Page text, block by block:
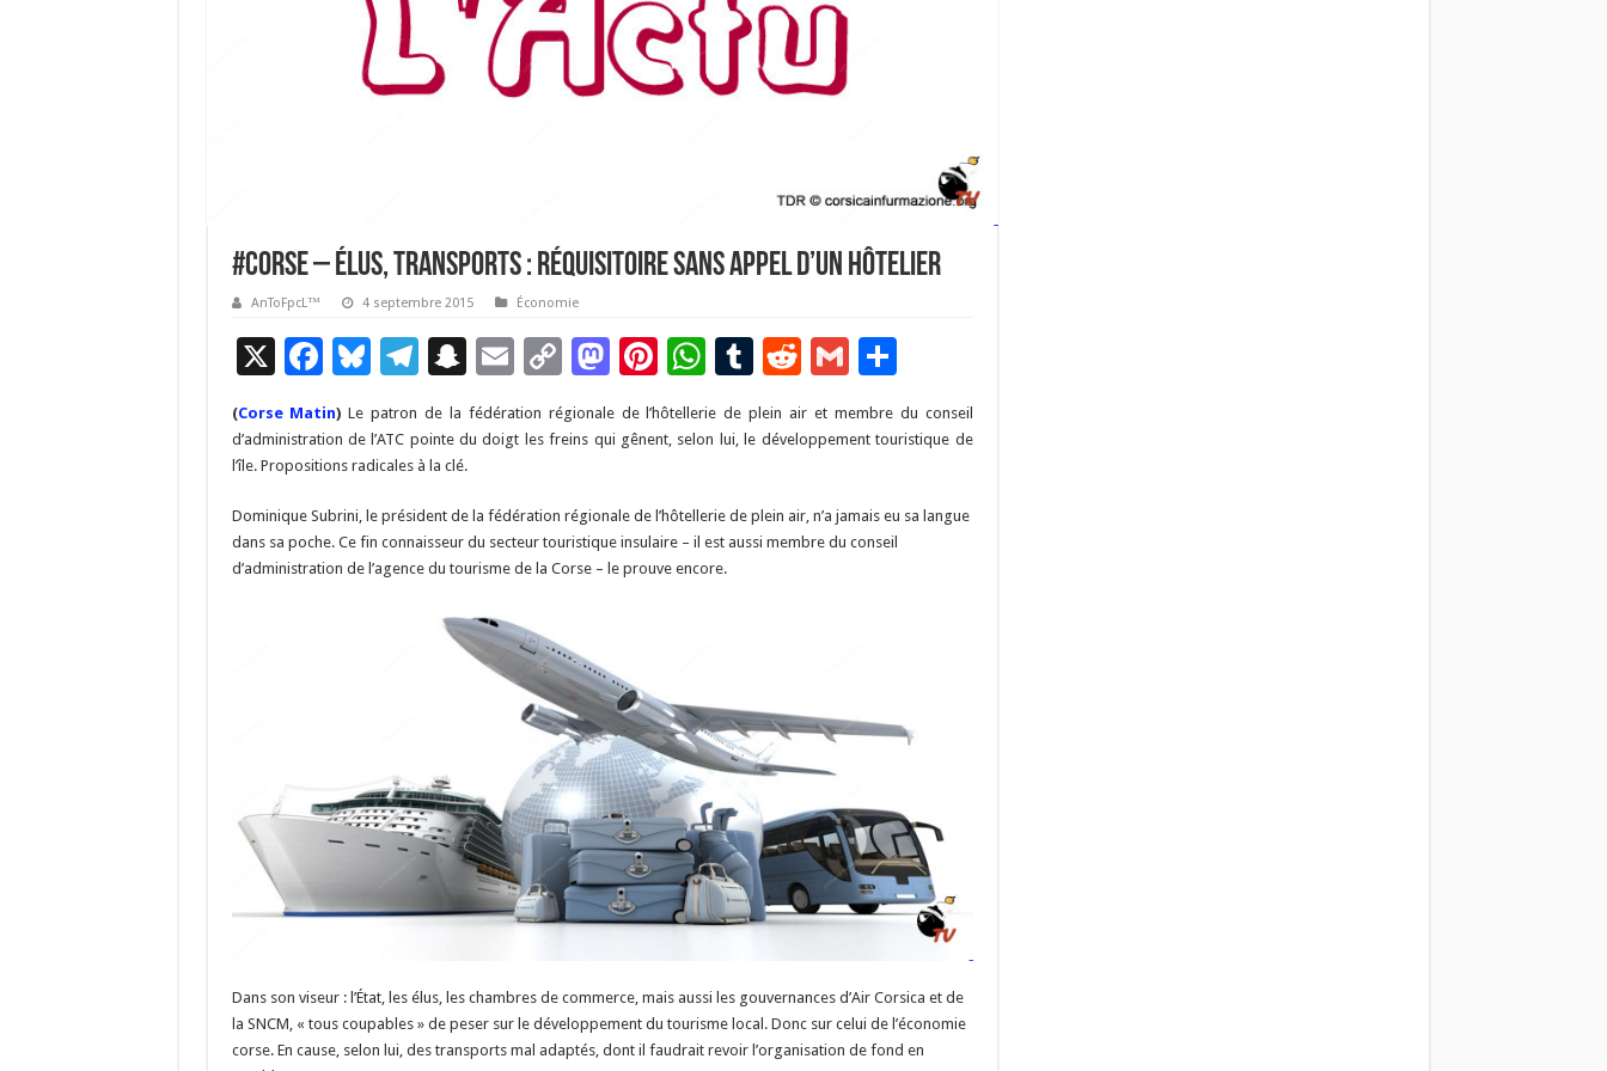
#Corse – Élus, transports : réquisitoire sans appel d’un hôtelier
AnToFpcL™ 4 septembre 2015 Économie
X F
ac
e
b
o
o
k
Bl
es
ky
T
el
e
gr
a
m
S
n
a
p
c
h
at
E
m
ai
C
o
p
Li
n
k
M
as
to
o
n
Pi
nt
er
t
W
h
at
p
p
T
u
m
r
R
d
t
G
m
ai
P
ar
ta
er
(Corse Matin)Le patron de la fédération régionale de l’hôtellerie de plein air et membre du conseil
d’administration de l’ATC pointe du doigt les freins qui gênent, selon lui, le développement touristique de
l’île. Propositions radicales à la clé.
Dominique Subrini, le président de la fédération régionale de l’hôtellerie de plein air, n’a jamais eu sa langue
dans sa poche. Ce fin connaisseur du secteur touristique insulaire – il est aussi membre du conseil
d’administration de l’agence du tourisme de la Corse – le prouve encore.
Dans son viseur : l’État, les élus, les chambres de commerce, mais aussi les gouvernances d’Air Corsica et de
la SNCM, « tous coupables » de peser sur le développement du tourisme local. Donc sur celui de l’économie
corse. En cause, selon lui, des transports mal adaptés, dont il faudrait revoir l’organisation de fond en